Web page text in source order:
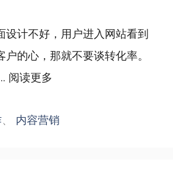
设计不好，用户进入网站看到
的心，那就不要谈转化率。
阅读更多
、 内容营销